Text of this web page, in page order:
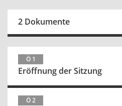
2 Dokumente
Ö 1
Eröffnung der Sitzung
Ö 2